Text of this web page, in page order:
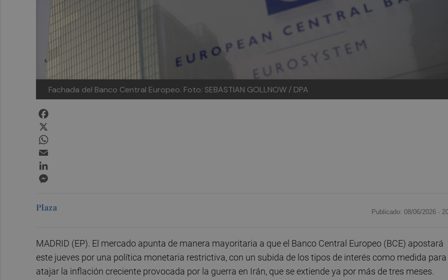
Fachada del Banco Central Europeo. Foto: SEBASTIAN GOLLNOW / DPA
Plaza Publicado: 08/06/2026 ·
MADRID (EP). El mercado apunta de manera mayoritaria a que el Banco Central Europeo (BCE) apostará
este jueves por una política monetaria restrictiva, con un subida de los tipos de interés como medida para
atajar la inflación creciente provocada por la guerra en Irán, que se extiende ya por más de tres meses.